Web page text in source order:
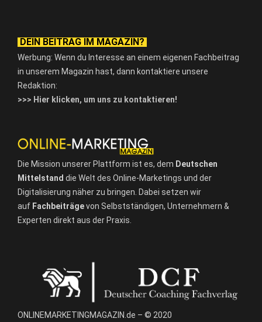
DEIN BEITRAG IM MAGAZIN?
Werbung: Wenn du Interesse an einem eigenen Fachbeitrag
in unserem Magazin hast, dann kontaktiere unsere
Redaktion:
>>> Hier klicken, um uns zu kontaktieren!
Die Mission unserer Plattform ist es, dem Deutschen
Mittelstand die Welt des Online-Marketings und der
Digitalisierung näher zu bringen. Dabei setzen wir
auf Fachbeiträgevon Selbstständigen, Unternehmern &
Experten direkt aus der Praxis.
ONLINEMARKETINGMAGAZIN.de – © 2020